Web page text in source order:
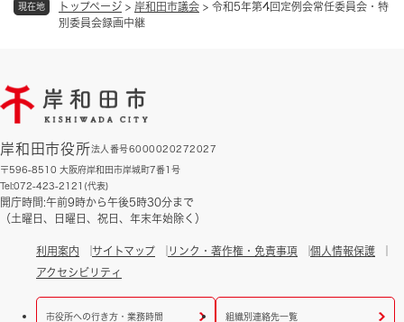
現在地 トップページ > 岸和田市議会 > 令和5年第4回定例会常任委員会・特
別委員会録画中継
岸和田市役所法人番号6000020272027
〒596-8510 大阪府岸和田市岸城町7番1号
Tel:072-423-2121(代表)
開庁時間:午前9時から午後5時30分まで
（土曜日、日曜日、祝日、年末年始除く）
利用案内 サイトマップ リンク・著作権・免責事項
個人情報保護
アクセシビリティ
市役所への行き方・業務時間 組織別連絡先一覧